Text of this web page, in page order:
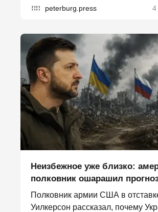
peterburg.press 4
Неизбежное уже близко:
полковник ошарашил
Полковник армии США в
Уилкерсон рассказал, почему